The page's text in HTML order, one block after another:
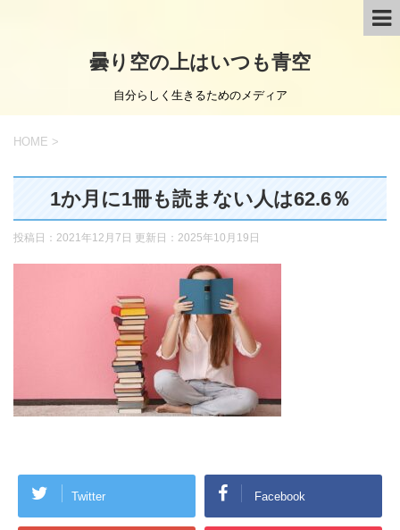
曇り空の上はいつも青空
自分らしく生きるためのメディア
HOME >
1か月に1冊も読まない人は62.6％
投稿日：2021年12月7日 更新日： 2025年10月19日
Twitter Facebook